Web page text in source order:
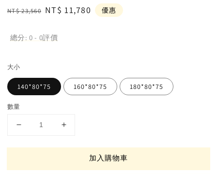
Regular
NT$ 23,560 Sale
NT$ 11,780 優惠
總分:0 - 0評價
大小
140*80*75 160*80*75 180*80*75
數量
加入購物車